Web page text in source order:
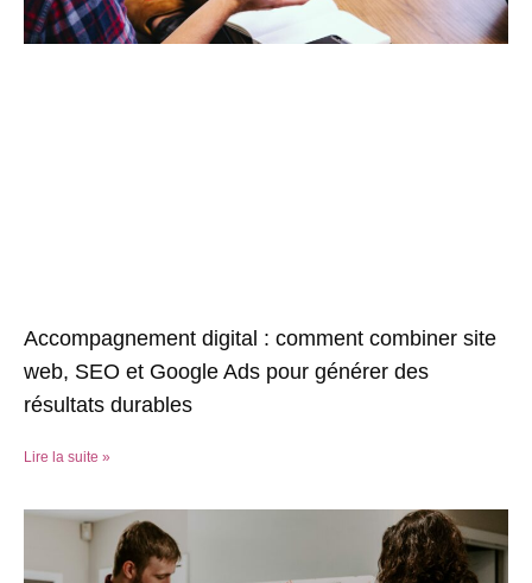
Accompagnement digital : comment combiner site
web, SEO et Google Ads pour générer des
résultats durables
Lire la suite »